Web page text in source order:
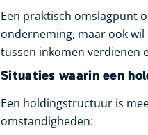
Een praktisch omslagpunt
onderneming, maar ook
tussen inkomen verdienen
Situaties waarin een
Een holdingstructuur is
omstandigheden: